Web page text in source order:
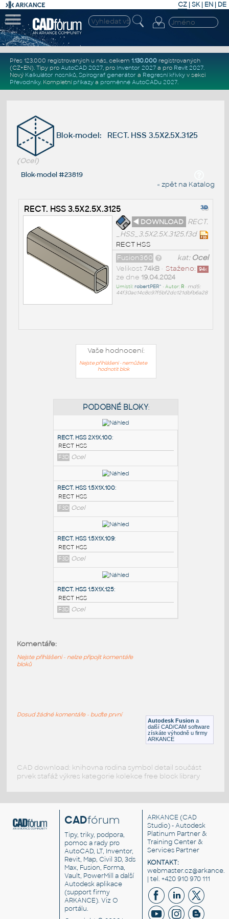
CZ | SK| EN | DE
Přes 123.000 registrovaných u nás, celkem 1.130.000registrovaných
(CZ+EN). Tipy pro AutoCAD 2027, pro Inventor 2027a pro Revit 2027.
Nový Kalkulátor nosníků, Spirograf generátor a Regresní křivkyv sekci
Převodníky. Kompletní příkazya proměnné AutoCADu 2027.
Blok-model: RECT. HSS 3.5X2.5X.3125
(Ocel)
Blok-model #23819
« zpět na Katalog
RECT. HSS 3.5X2.5X.3125
◄ DOWNLOAD RECT.
_HSS_3.5X2.5X.3125.f3d
RECT HSS
kat: Ocel
Fusion360
Staženo: 94x
Velikost 74kB•
ze dne 19.04.2024
Umístil:robertPER^ • Autor: R• md5:
44f30ac14c8c97f5bf2dc121dbfb6a28
Vaše hodnocení:
Nejste přihlášeni - nemůžete
hodnotit blok
PODOBNÉ BLOKY:
RECT. HSS 2X1X.100
F3D Ocel
RECT. HSS 1.5X1X.100
RECT HSS
F3D Ocel
F3D Ocel
F3D Ocel Autodesk Fusion a
další CAD/CAM software
získáte výhodně u firmy
ARKANCE
Komentáře:
Nejste přihlášeni - nelze připojit komentáře
bloků
Dosud žádné komentáře - buďte první
CAD download: knihovna rodina symbol detail součást
prvek stafáž výkres kategorie kolekce free block library
CADfórum
Tipy, triky, podpora,
pomoc a rady pro
AutoCAD, LT, Inventor,
Revit, Map, Civil 3D, 3ds
Max, Fusion, Forma,
Vault, PowerMill a další
Autodesk aplikace
(support firmy
ARKANCE). VizO
portálu.
ARKANCE (CAD
Studio) - Autodesk
Platinum Partner &
Training Center &
Services Partner
KONTAKT:
| tel. +420 910 970 111